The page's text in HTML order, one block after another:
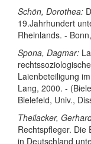
Schön, Dorothea:
19.Jahrhundert
Rheinlands. -
Spona, Dagmar:
Laienbeteiligung
Lang, 2000. -
Bielefeld, Univ.,
Theilacker,
Rechtspfleger. Die
in Deutschland